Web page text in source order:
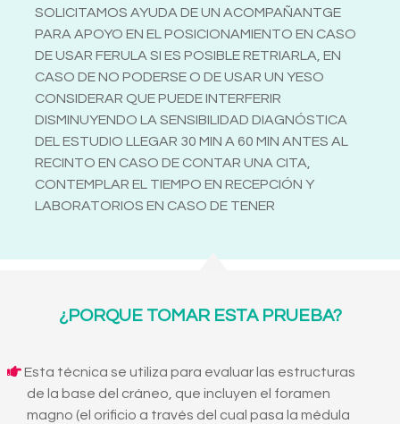
SOLICITAMOS AYUDA DE UN ACOMPAÑANTGE
PARA APOYO EN EL POSICIONAMIENTO EN CASO
DE USAR FERULA SI ES POSIBLE RETRIARLA, EN
CASO DE NO PODERSE O DE USAR UN YESO
CONSIDERAR QUE PUEDE INTERFERIR
DISMINUYENDO LA SENSIBILIDAD DIAGNÓSTICA
DEL ESTUDIO LLEGAR 30 MIN A 60 MIN ANTES AL
RECINTO EN CASO DE CONTAR UNA CITA,
CONTEMPLAR EL TIEMPO EN RECEPCIÓN Y
LABORATORIOS EN CASO DE TENER
¿PORQUE TOMAR ESTA PRUEBA?
Esta técnica se utiliza para evaluar las estructuras
de la base del cráneo, que incluyen el foramen
magno (el orificio a través del cual pasa la médula